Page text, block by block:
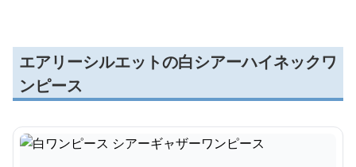
エアリーシルエットの白シアーハイネックワ
ンピース